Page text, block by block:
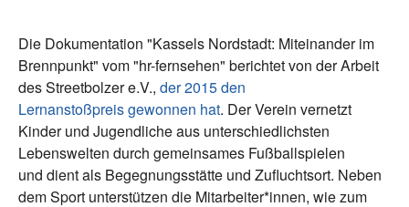
Die Dokumentation "Kassels Nordstadt: Miteinander im
Brennpunkt" vom "hr-fernsehen" berichtet von der Arbeit
des Streetbolzer e.V., der 2015 den
Lernanstoßpreis gewonnen hat. Der Verein vernetzt
Kinder und Jugendliche aus unterschiedlichsten
Lebenswelten durch gemeinsames Fußballspielen
und dient als Begegnungsstätte und Zufluchtsort. Neben
dem Sport unterstützen die Mitarbeiter*innen, wie zum